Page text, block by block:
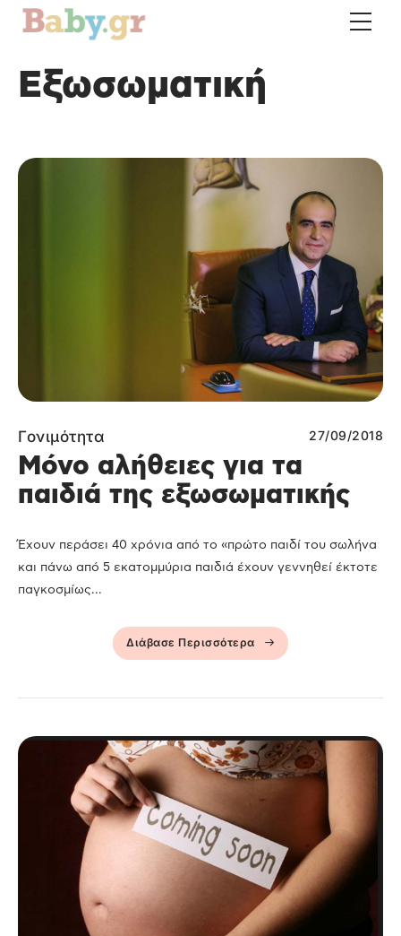
Εξωσωματική
Γονιμότητα 27/09/2018
Μόνο αλήθειες για τα
παιδιά της εξωσωματικής
Έχουν περάσει 40 χρόνια από το «πρώτο παιδί του σωλήνα
και πάνω από 5 εκατομμύρια παιδιά έχουν γεννηθεί έκτοτε
παγκοσμίως...
Διάβασε Περισσότερα